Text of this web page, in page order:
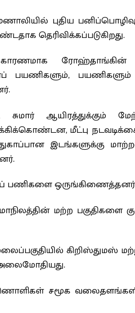
புதிய
தெரிவிக்கப்படுகிறது.
காரணமாக
பயணிகளும்,
சுமார்
மீட்பு
இடங்களுக்கு
பணிகளை
மற்ற பகுதிகளை
சமூக